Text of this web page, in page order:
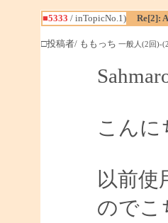
■5333 / inTopicNo.1) Re[2]:
□投稿者/ ももっち 一般人(2回)-
こんに
以前
のでこ